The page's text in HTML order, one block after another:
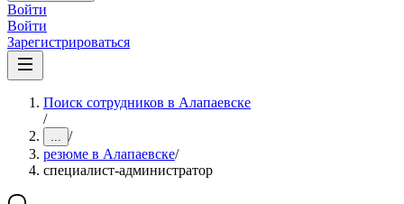
Войти
Войти
Зарегистрироваться
Поиск сотрудников в Алапаевске
/
... /
резюме в Алапаевске/
специалист-администратор